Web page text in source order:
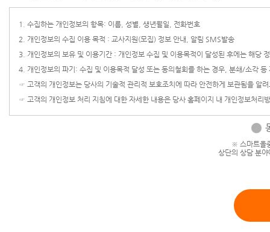
1. 수집하는 개인정보의 항목: 이름, 성별, 생년월일, 전화번호
2. 개인정보의 수집 이용 목적 : 교사지원(모집) 정보 안내, 알림 SMS발송
3. 개인정보의 보유 및 이용기간 : 개인정보 수집 및 이용목적이 달성된 후에는 해당
4. 개인정보의 파기: 수집 및 이용목적 달성 또는 동의철회를 하는 경우, 분쇄/소각
☞ 고객의 개인정보는 당사의 기술적 관리적 보호조치에 따라 안전하게 보관됨을 알
☞ 고객의 개인정보 처리 지침에 대한 자세한 내용은 당사 홈페이지 내 개인정보처리
※ 스마트올
상단의 상담 분야